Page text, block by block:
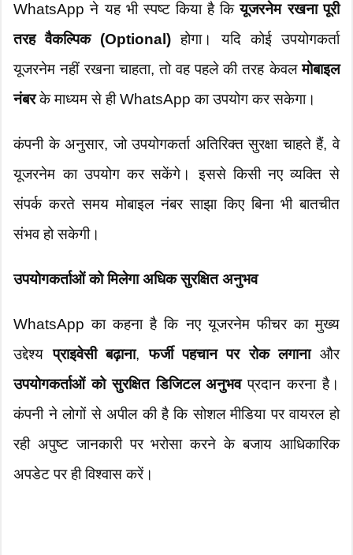
WhatsApp ने यह भी स्पष्ट किया है कियूजरनेम रखना पूरी
तरह वैकल्पिक (Optional) होगा। यदि कोई उपयोगकर्ता
यूजरनेम नहीं रखना चाहता, तो वह पहले की तरह केवलमोबाइल
नंबरके माध्यम से ही WhatsApp का उपयोग कर सकेगा।
कंपनी के अनुसार, जो उपयोगकर्ता अतिरिक्त सुरक्षा चाहते हैं, वे
यूजरनेम का उपयोग कर सकेंगे। इससे किसी नए व्यक्ति से
संपर्क करते समय मोबाइल नंबर साझा किए बिना भी बातचीत
संभव हो सकेगी।
उपयोगकर्ताओं को मिलेगा अधिक सुरक्षित अनुभव
WhatsApp का कहना है कि नए यूजरनेम फीचर का मुख्य
उद्देश्यप्राइवेसी बढ़ाना,फर्जी पहचान पर रोक लगानाऔर
उपयोगकर्ताओं को सुरक्षित डिजिटल अनुभवप्रदान करना है।
कंपनी ने लोगों से अपील की है कि सोशल मीडिया पर वायरल हो
रही अपुष्ट जानकारी पर भरोसा करने के बजाय आधिकारिक
अपडेट पर ही विश्वास करें।